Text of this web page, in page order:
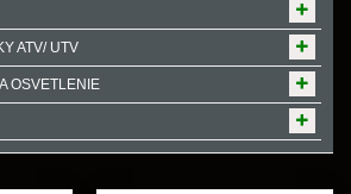
ATV/ UTV
OSVETLENIE